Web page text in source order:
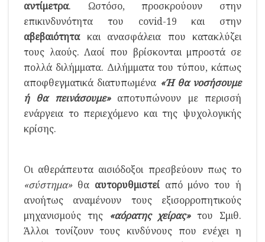
αντίμετρα. Ωστόσο, προσκρούουν στην
επικινδυνότητα του covid-19 και στην
αβεβαιότητακαι ανασφάλεια που κατακλύζει
τους λαούς. Λαοί που βρίσκονται μπροστά σε
πολλά διλήμματα. Διλήμματα του τύπου, κάπως
αποφθεγματικά διατυπωμένα «Ή θα νοσήσουμε
ή θα πεινάσουμε»αποτυπώνουν με περισσή
ενάργεια το περιεχόμενο και της ψυχολογικής
κρίσης.
Οι αθεράπευτα αισιόδοξοι πρεσβεύουν πως το
«σύστημα»θα αυτορυθμιστείαπό μόνο του ή
ανοήτως αναμένουν τους εξισορροπητικούς
μηχανισμούς της «αόρατης χείρας»του Σμιθ.
Άλλοι τονίζουν τους κινδύνους που ενέχει η